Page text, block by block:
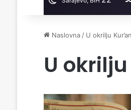
Naslovna / U okrilju
U